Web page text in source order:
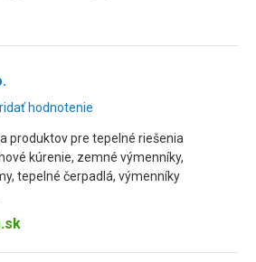
hodnotenie
produktov pre tepelné riešenia
kúrenie, zemné výmenníky,
tepelné čerpadlá, výmenníky